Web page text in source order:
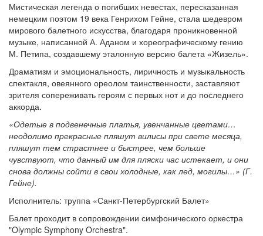
Мистическая легенда о погибших невестах, пересказанная
немецким поэтом 19 века Генрихом Гейне, стала шедевром
мирового балетного искусства, благодаря проникновенной
музыке, написанной А. Аданом и хореографическому гению
М. Петипа, создавшему эталонную версию балета «Жизель».
Драматизм и эмоциональность, лиричность и музыкальность
спектакля, овеянного ореолом таинственности, заставляют
зрителя сопереживать героям с первых нот и до последнего
аккорда.
«Одетые в подвенечные платья, увенчанные цветами…
неодолимо прекрасные пляшут вилисы при свете месяца,
пляшут тем страстнее и быстрее, чем больше
чувствуют, что данный им для пляски час истекает, и они
снова должны сойти в свои холодные, как лед, могилы…» (Г.
Гейне).
Исполнитель: труппа «Санкт-Петербургский Балет»
Балет проходит в сопровождении симфонического оркестра
"Olympic Symphony Orchestra".